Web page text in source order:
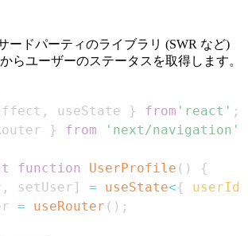
ードパーティのライブラリ (SWR など)
らユーザーのステータスを取得します。
, useState } from 'react' ;
} from 'next/navigation'
function UserProfile ( )
{
, setUser ] = useState<{ userId
= useRouter ( ) ;